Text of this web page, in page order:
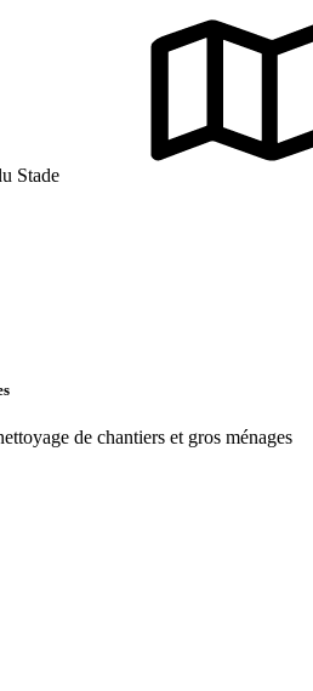
Stade
de chantiers et gros ménages